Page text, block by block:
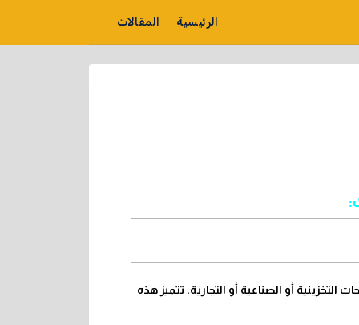
الرئيسية المقالات
أو الصناعية أو التجارية. تتميز هذه